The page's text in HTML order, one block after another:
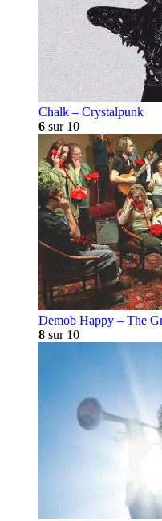
Chalk – Crystalpunk
6 sur 10
Demob Happy – The
8 sur 10